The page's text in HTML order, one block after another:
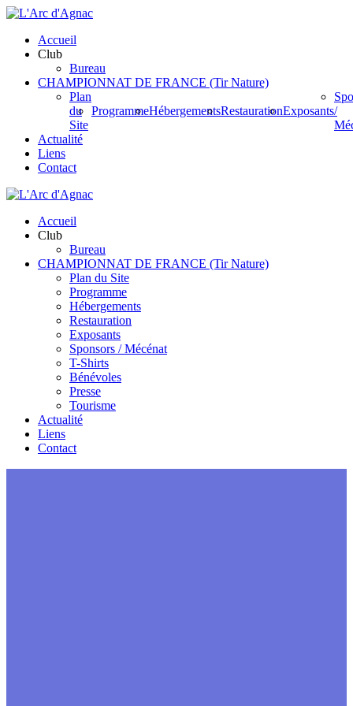
Passer
contenuAccueil
Club
Bureau
CHAMPIONNAT DE FRANCE (Tir Nature)
Plan
du
Site
ProgrammeHébergementsRestaurationExposants/
Actualité
Liens
Contact
Accueil
Club
Bureau
CHAMPIONNAT DE FRANCE (Tir Nature)
Plan du Site
Programme
Hébergements
Restauration
Exposants
Sponsors / Mécénat
T-Shirts
Bénévoles
Presse
Tourisme
Actualité
Liens
Contact